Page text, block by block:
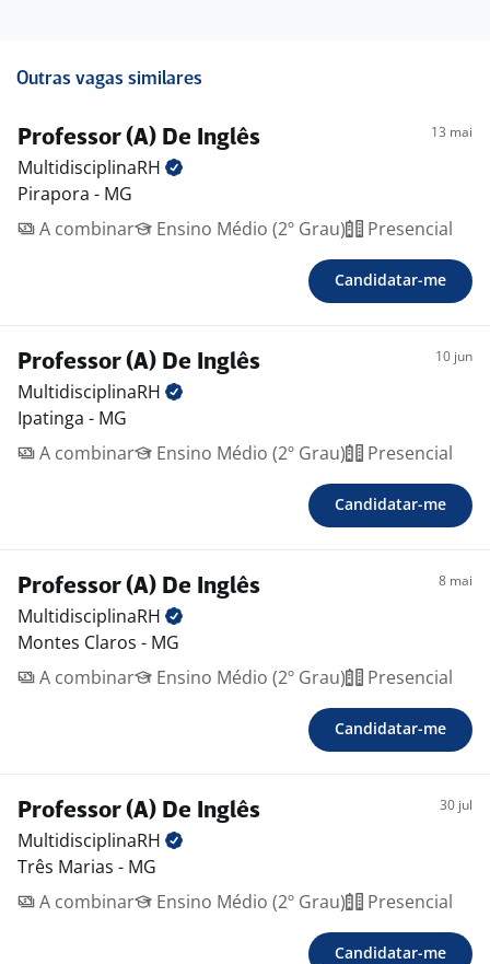
Outras vagas similares
Professor (A) De Inglês 13 mai
MultidisciplinaRH
Pirapora - MG
A combinar
Ensino Médio (2º Grau) Presencial
Candidatar-me
Professor (A) De Inglês 10 jun
MultidisciplinaRH
Ipatinga - MG
A combinar
Ensino Médio (2º Grau) Presencial
Candidatar-me
Professor (A) De Inglês 8 mai
MultidisciplinaRH
Montes Claros - MG
A combinar
Ensino Médio (2º Grau) Presencial
Candidatar-me
Professor (A) De Inglês 30 jul
MultidisciplinaRH
Três Marias - MG
A combinar
Ensino Médio (2º Grau) Presencial
Candidatar-me